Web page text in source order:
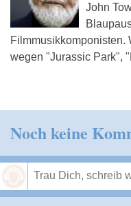
John
Filmmusikkomponisten.
wegen "Jurassic Park",
Noch keine